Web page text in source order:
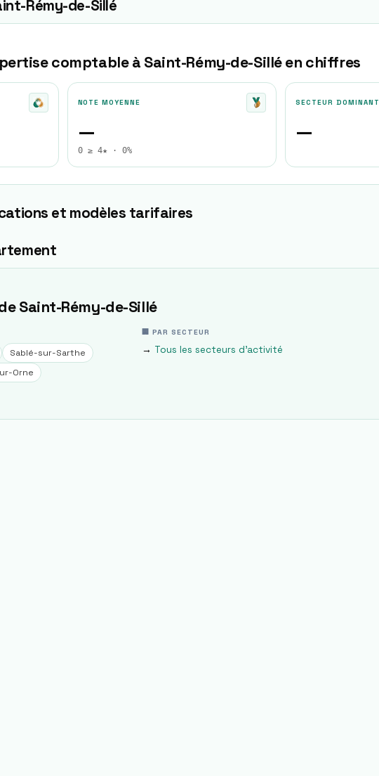
Rémy-de-Sillé
comptable à Saint-Rémy-de-Silléen chiffres
NOTE MOYENNE
—
0 ≥ 4★ · 0%
SECTEUR DOMINANT
—
et modèles tarifaires
Saint-Rémy-de-Sillé
Sablé-sur-Sarthe
Orne
🏢 PAR SECTEUR
→ Tous les secteurs d'activité